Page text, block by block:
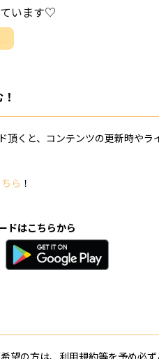
います♡
頂くと、コンテンツの更新時やラ
ちら ！
ドはこちらから